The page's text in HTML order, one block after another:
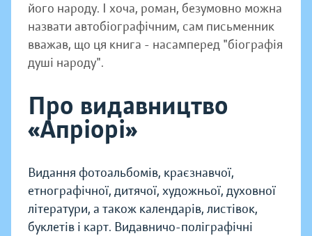
його народу. І хоча, роман, безумовно можна
назвати автобіографічним, сам письменник
вважав, що ця книга - насамперед "біографія
душі народу".
Про видавництво
«Апріорі»
Видання фотоальбомів, краєзнавчої,
етнографічної, дитячої, художньої, духовної
літератури, а також календарів, листівок,
буклетів і карт. Видавничо-поліграфічні